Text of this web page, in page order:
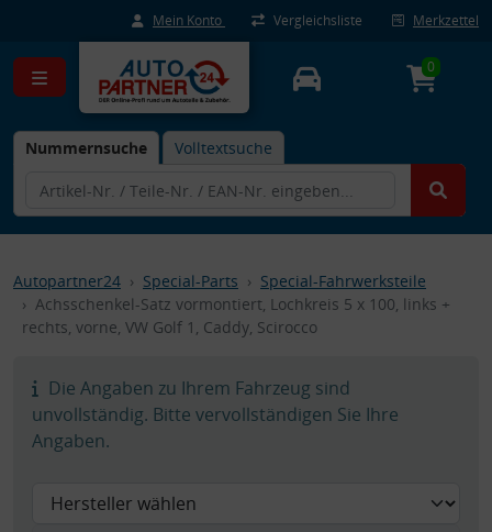
Mein Konto Vergleichsliste Merkzettel
Nummernsuche Volltextsuche
0
Autopartner24 Special-Parts
Special-Fahrwerksteile
Achsschenkel-Satz vormontiert, Lochkreis 5 x 100, links +
rechts, vorne, VW Golf 1, Caddy, Scirocco
Die Angaben zu Ihrem Fahrzeug sind
unvollständig. Bitte vervollständigen Sie Ihre
Angaben.